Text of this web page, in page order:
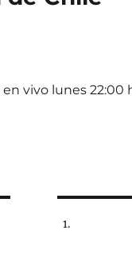
en vivo lunes 22:00